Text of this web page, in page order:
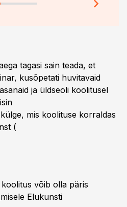
tagasi sain teada, et
kusõpetati huvitavaid
ja üldseoli koolitusel
mis koolituse korraldas
(
võib olla päris
Elukunsti